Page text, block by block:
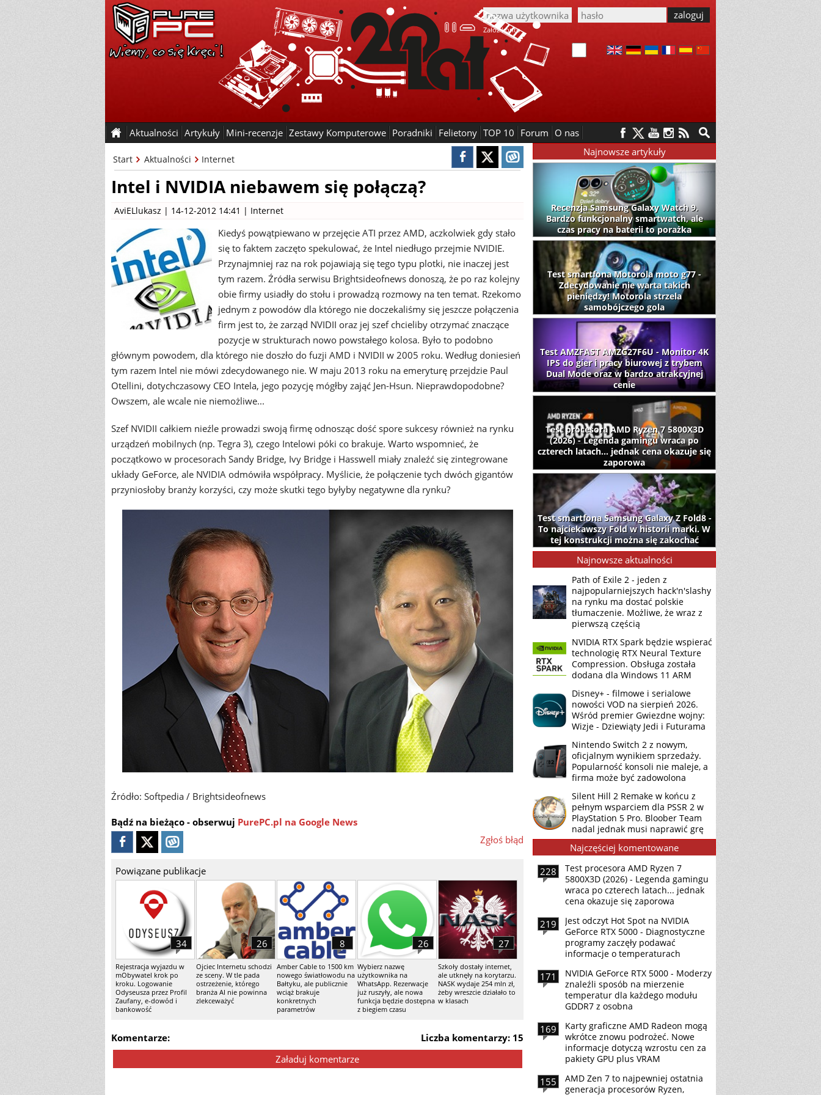
Załóż konto
Aktualności Artykuły Mini-recenzje Zestawy Komputerowe Poradniki Felietony TOP 10 Forum O nas
Start Aktualności Internet
Intel i NVIDIA niebawem się połączą?
AviELlukasz | 14-12-2012 14:41 | Internet
Kiedyś powątpiewano w przejęcie ATI przez AMD, aczkolwiek gdy stało
się to faktem zaczęto spekulować, że Intel niedługo przejmie NVIDIE.
Przynajmniej raz na rok pojawiają się tego typu plotki, nie inaczej jest
tym razem. Źródła serwisu Brightsideofnews donoszą, że po raz kolejny
obie firmy usiadły do stołu i prowadzą rozmowy na ten temat. Rzekomo
jednym z powodów dla którego nie doczekaliśmy się jeszcze połączenia
firm jest to, że zarząd NVIDII oraz jej szef chcieliby otrzymać znaczące
pozycje w strukturach nowo powstałego kolosa. Było to podobno
głównym powodem, dla którego nie doszło do fuzji AMD i NVIDII w 2005 roku. Według doniesień
tym razem Intel nie mówi zdecydowanego nie. W maju 2013 roku na emeryturę przejdzie Paul
Otellini, dotychczasowy CEO Intela, jego pozycję mógłby zająć Jen-Hsun. Nieprawdopodobne?
Owszem, ale wcale nie niemożliwe...
Szef NVIDII całkiem nieźle prowadzi swoją firmę odnosząc dość spore sukcesy również na rynku
urządzeń mobilnych (np. Tegra 3), czego Intelowi póki co brakuje. Warto wspomnieć, że
początkowo w procesorach Sandy Bridge, Ivy Bridge i Hasswell miały znaleźć się zintegrowane
układy GeForce, ale NVIDIA odmówiła współpracy. Myślicie, że połączenie tych dwóch gigantów
przyniosłoby branży korzyści, czy może skutki tego byłyby negatywne dla rynku?
Źródło: Softpedia / Brightsideofnews
Bądź na bieżąco - obserwuj PurePC.pl na Google News
Zgłoś błąd
Powiązane publikacje
Rejestracja wyjazdu w
mObywatel krok po
kroku. Logowanie
Odyseusza przez Profil
Zaufany, e-dowód i
bankowość
34
Ojciec Internetu schodzi
ze sceny. W tle pada
ostrzeżenie, którego
branża AI nie powinna
zlekceważyć
26
Amber Cable to 1500 km
nowego światłowodu na
Bałtyku, ale publicznie
wciąż brakuje
konkretnych
parametrów
8
Wybierz nazwę
użytkownika na
WhatsApp. Rezerwacje
już ruszyły, ale nowa
funkcja będzie dostępna
z biegiem czasu
26
Szkoły dostały internet,
ale utknęły na korytarzu.
NASK wydaje 254 mln zł,
żeby wreszcie działało to
w klasach
27
Liczba komentarzy: 15
Komentarze:
Załaduj komentarze
Najnowsze artykuły
Recenzja Samsung Galaxy Watch 9.
Bardzo funkcjonalny smartwatch, ale
czas pracy na baterii to porażka
Test smartfona Motorola moto g77 -
Zdecydowanie nie warta takich
pieniędzy! Motorola strzela
samobójczego gola
Test AMZFAST AMZG27F6U - Monitor 4K
IPS do gier i pracy biurowej z trybem
Dual Mode oraz w bardzo atrakcyjnej
cenie
Test procesora AMD Ryzen 7 5800X3D
(2026) - Legenda gamingu wraca po
czterech latach... jednak cena okazuje się
zaporowa
Test smartfona Samsung Galaxy Z Fold8 -
To najciekawszy Fold w historii marki. W
tej konstrukcji można się zakochać
Najnowsze aktualności
Path of Exile 2 - jeden z
najpopularniejszych hack'n'slashy
na rynku ma dostać polskie
tłumaczenie. Możliwe, że wraz z
pierwszą częścią
NVIDIA RTX Spark będzie wspierać
technologię RTX Neural Texture
Compression. Obsługa została
dodana dla Windows 11 ARM
Disney+ - filmowe i serialowe
nowości VOD na sierpień 2026.
Wśród premier Gwiezdne wojny:
Wizje - Dziewiąty Jedi i Futurama
Nintendo Switch 2 z nowym,
oficjalnym wynikiem sprzedaży.
Popularność konsoli nie maleje, a
firma może być zadowolona
Silent Hill 2 Remake w końcu z
pełnym wsparciem dla PSSR 2 w
PlayStation 5 Pro. Bloober Team
nadal jednak musi naprawić grę
Najczęściej komentowane
228
Test procesora AMD Ryzen 7
5800X3D (2026) - Legenda gamingu
wraca po czterech latach... jednak
cena okazuje się zaporowa
219
Jest odczyt Hot Spot na NVIDIA
GeForce RTX 5000 - Diagnostyczne
programy zaczęły podawać
informacje o temperaturach
171
NVIDIA GeForce RTX 5000 - Moderzy
znaleźli sposób na mierzenie
temperatur dla każdego modułu
GDDR7 z osobna
169
Karty graficzne AMD Radeon mogą
wkrótce znowu podrożeć. Nowe
informacje dotyczą wzrostu cen za
pakiety GPU plus VRAM
155
AMD Zen 7 to najpewniej ostatnia
generacja procesorów Ryzen,